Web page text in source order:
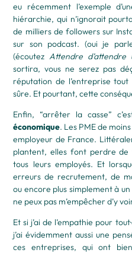
eu récemment l’exemple
hiérarchie, qui n’ignorait
de milliers de followers sur
sur son podcast. (oui je
(écoutezAttendre d’attendre
sortira, vous ne serez pas
réputation de l’entreprise
sûre. Et pourtant, cette
Enfin, “arrêter la casse”
économique. Les PME de
employeur de France.
plantent, elles font perdre
tous leurs employés. Et
erreurs de recrutement, de
ou encore plus simplement à
ne peux pas m’empêcher d’y
Et si j’ai de l’empathie pour
j’ai évidemment aussi une
ces entreprises, qui ont